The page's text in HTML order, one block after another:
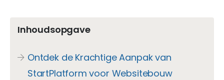
Inhoudsopgave
Ontdek de Krachtige Aanpak van
StartPlatform voor Websitebouw